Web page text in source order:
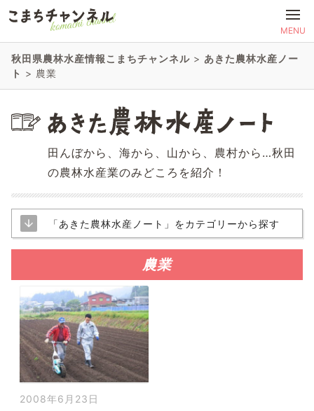
MENU
秋田県農林水産情報こまちチャンネル > あきた農林水産ノー
ト > 農業
田んぼから、海から、山から、農村から…秋田
の農林水産業のみどころを紹介！
「あきた農林水産ノート」をカテゴリーから探す
農業
2008年6月23日